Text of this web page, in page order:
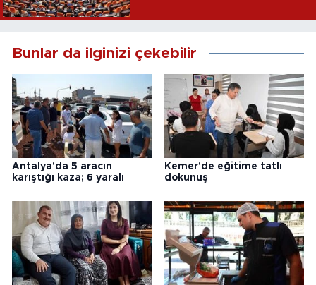
Bunlar da ilginizi çekebilir
Antalya'da 5 aracın
karıştığı kaza; 6 yaralı
Kemer'de eğitime tatlı
dokunuş